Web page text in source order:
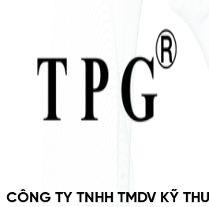
CÔNG TY TNHH TMDV KỸ